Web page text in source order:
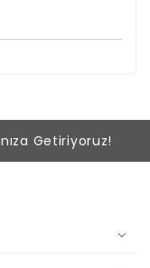
Getiriyoruz!